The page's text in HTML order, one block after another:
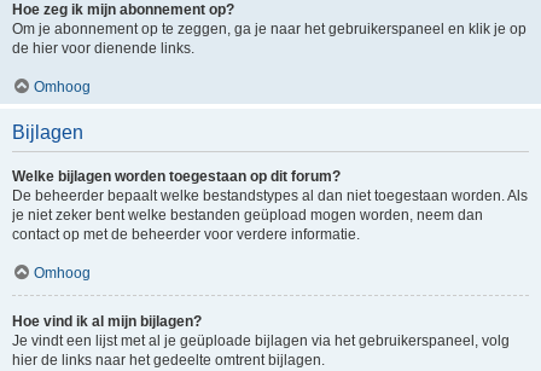
Hoe zeg ik mijn abonnement op?
Om je abonnement op te zeggen, ga je naar het gebruikerspaneel en klik je op
de hier voor dienende links.
Omhoog
Bijlagen
Welke bijlagen worden toegestaan op dit forum?
De beheerder bepaalt welke bestandstypes al dan niet toegestaan worden. Als
je niet zeker bent welke bestanden geüpload mogen worden, neem dan
contact op met de beheerder voor verdere informatie.
Omhoog
Hoe vind ik al mijn bijlagen?
Je vindt een lijst met al je geüploade bijlagen via het gebruikerspaneel, volg
hier de links naar het gedeelte omtrent bijlagen.